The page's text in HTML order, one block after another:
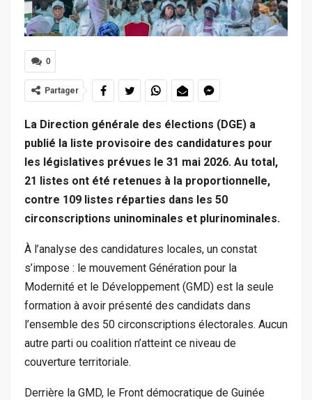
0
Partager
La Direction générale des élections (DGE) a
publié la liste provisoire des candidatures pour
les législatives prévues le 31 mai 2026. Au total,
21 listes ont été retenues à la proportionnelle,
contre 109 listes réparties dans les 50
circonscriptions uninominales et plurinominales.
À l’analyse des candidatures locales, un constat
s’impose : le mouvement Génération pour la
Modernité et le Développement (GMD) est la seule
formation à avoir présenté des candidats dans
l’ensemble des 50 circonscriptions électorales. Aucun
autre parti ou coalition n’atteint ce niveau de
couverture territoriale.
Derrière la GMD, le Front démocratique de Guinée